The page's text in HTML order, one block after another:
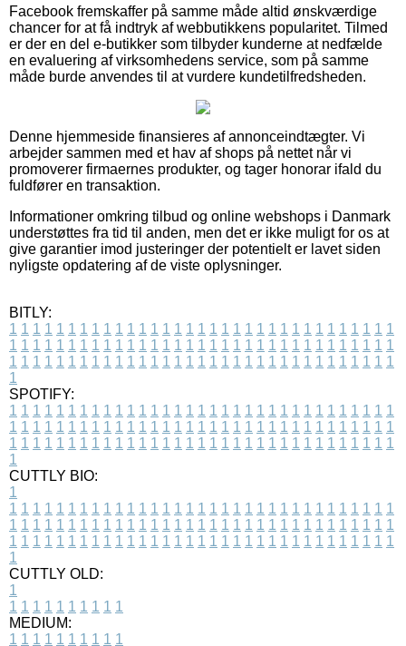
Facebook fremskaffer på samme måde altid ønskværdige
chancer for at få indtryk af webbutikkens popularitet. Tilmed
er der en del e-butikker som tilbyder kunderne at nedfælde
en evaluering af virksomhedens service, som på samme
måde burde anvendes til at vurdere kundetilfredsheden.
Denne hjemmeside finansieres af annonceindtægter. Vi
arbejder sammen med et hav af shops på nettet når vi
promoverer firmaernes produkter, og tager honorar ifald du
fuldfører en transaktion.
Informationer omkring tilbud og online webshops i Danmark
understøttes fra tid til anden, men det er ikke muligt for os at
give garantier imod justeringer der potentielt er lavet siden
nyligste opdatering af de viste oplysninger.
BITLY:
1 1 1 1 1 1 1 1 1 1 1 1 1 1 1 1 1 1 1 1 1 1 1 1 1 1 1 1 1 1 1 1 1
1 1 1 1 1 1 1 1 1 1 1 1 1 1 1 1 1 1 1 1 1 1 1 1 1 1 1 1 1 1 1 1 1
1 1 1 1 1 1 1 1 1 1 1 1 1 1 1 1 1 1 1 1 1 1 1 1 1 1 1 1 1 1 1 1 1
1
SPOTIFY:
1 1 1 1 1 1 1 1 1 1 1 1 1 1 1 1 1 1 1 1 1 1 1 1 1 1 1 1 1 1 1 1 1
1 1 1 1 1 1 1 1 1 1 1 1 1 1 1 1 1 1 1 1 1 1 1 1 1 1 1 1 1 1 1 1 1
1 1 1 1 1 1 1 1 1 1 1 1 1 1 1 1 1 1 1 1 1 1 1 1 1 1 1 1 1 1 1 1 1
1
CUTTLY BIO:
1
1 1 1 1 1 1 1 1 1 1 1 1 1 1 1 1 1 1 1 1 1 1 1 1 1 1 1 1 1 1 1 1 1
1 1 1 1 1 1 1 1 1 1 1 1 1 1 1 1 1 1 1 1 1 1 1 1 1 1 1 1 1 1 1 1 1
1 1 1 1 1 1 1 1 1 1 1 1 1 1 1 1 1 1 1 1 1 1 1 1 1 1 1 1 1 1 1 1 1
1
CUTTLY OLD:
1
1 1 1 1 1 1 1 1 1 1
MEDIUM:
1 1 1 1 1 1 1 1 1 1